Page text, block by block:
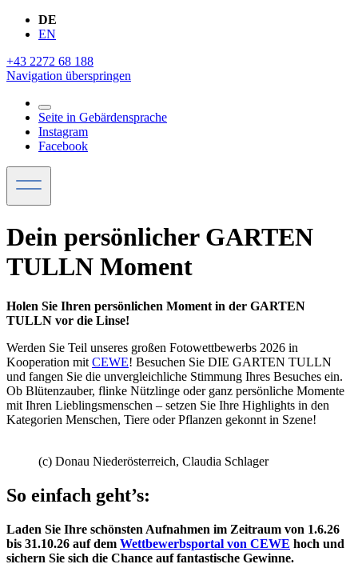
DE
EN
+43 2272 68 188
Navigation überspringen
Seite in Gebärdensprache
Instagram
Facebook
Dein persönlicher GARTEN
TULLN Moment
Holen Sie Ihren persönlichen Moment in der GARTEN
TULLN vor die Linse!
Werden Sie Teil unseres großen Fotowettbewerbs 2026 in
Kooperation mit CEWE! Besuchen Sie DIE GARTEN TULLN
und fangen Sie die unvergleichliche Stimmung Ihres Besuches ein.
Ob Blütenzauber, flinke Nützlinge oder ganz persönliche Momente
mit Ihren Lieblingsmenschen – setzen Sie Ihre Highlights in den
Kategorien Menschen, Tiere oder Pflanzen gekonnt in Szene!
(c) Donau Niederösterreich, Claudia Schlager
So einfach geht’s:
Laden Sie Ihre schönsten Aufnahmen im Zeitraum von 1.6.26
bis 31.10.26 auf dem Wettbewerbsportal von CEWE hoch und
sichern Sie sich die Chance auf fantastische Gewinne.